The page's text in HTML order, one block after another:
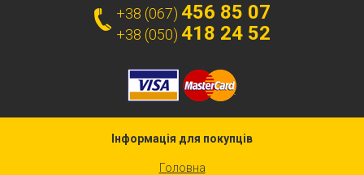
+38 (067) 456 85 07
+38 (050) 418 24 52
Інформація для покупців
Головна